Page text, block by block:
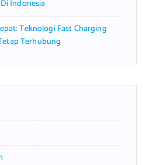
Indonesia
Teknologi Fast Charging
Terhubung